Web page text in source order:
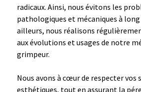
radicaux. Ainsi, nous évitons les
pathologiques et mécaniques à
ailleurs, nous réalisons
aux évolutions et usages de notre
grimpeur.
Nous avons à cœur de respecter vos
esthétiques, tout en assurant la